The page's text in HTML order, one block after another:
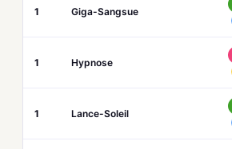
1 Giga-Sangsue
1 Hypnose
1 Lance-Soleil